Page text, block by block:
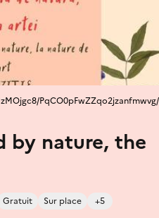
by nature, the
Gratuit Sur place +5
PqCO0pFwZZqo2jzanfmwvg/